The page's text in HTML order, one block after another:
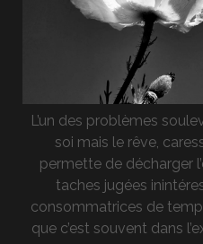
L’un des problèmes
soi mais le rêve,
permette de décharger
taches jugées
consommatrices de
que c’est souvent dans